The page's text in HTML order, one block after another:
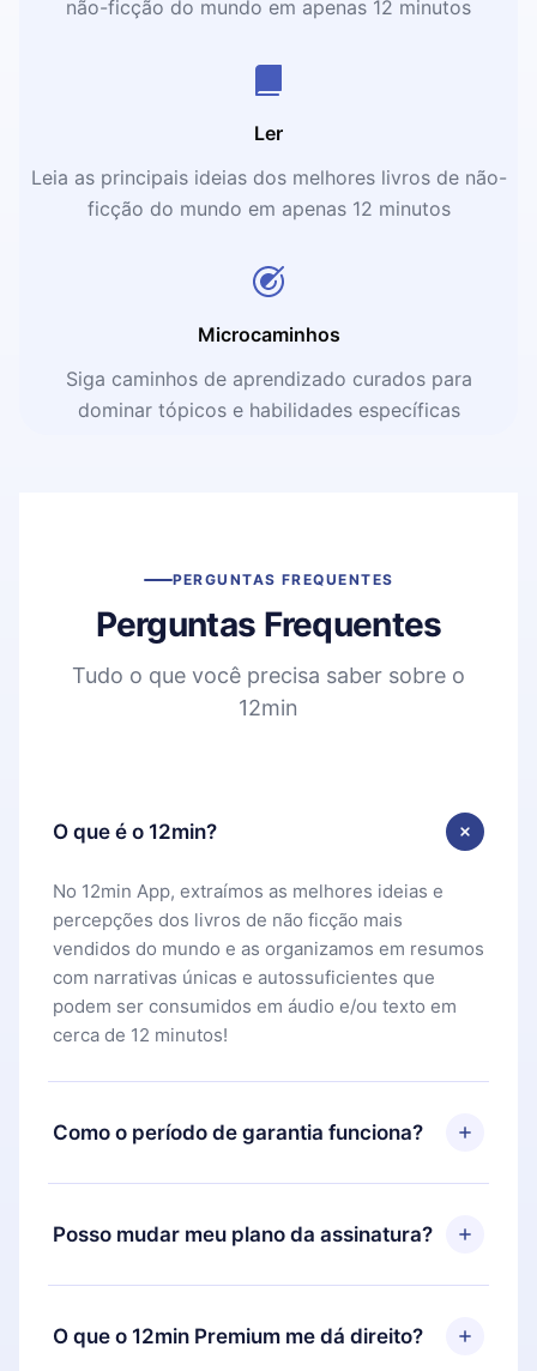
não-ficção do mundo em apenas 12 minutos
Ler
Leia as principais ideias dos melhores livros de não-
ficção do mundo em apenas 12 minutos
Microcaminhos
Siga caminhos de aprendizado curados para
dominar tópicos e habilidades específicas
PERGUNTAS FREQUENTES
Perguntas Frequentes
Tudo o que você precisa saber sobre o
12min
O que é o 12min?
No 12min App, extraímos as melhores ideias e
percepções dos livros de não ficção mais
vendidos do mundo e as organizamos em resumos
com narrativas únicas e autossuficientes que
podem ser consumidos em áudio e/ou texto em
cerca de 12 minutos!
Como o período de garantia funciona?
Você pode baixar nosso aplicativo e começar a
aproveitar nossa biblioteca. Se por algum motivo
não ficar satisfeito com nossa plataforma, basta
e solicitar o reembolso do valor. Você receberá
Posso mudar meu plano da assinatura?
Sim, mas a mudança só se aplicará a partir do
próximo período de cobrança. Por exemplo, se
você decidiu mudar sua assinatura mensal para
O que o 12min Premium me dá direito?